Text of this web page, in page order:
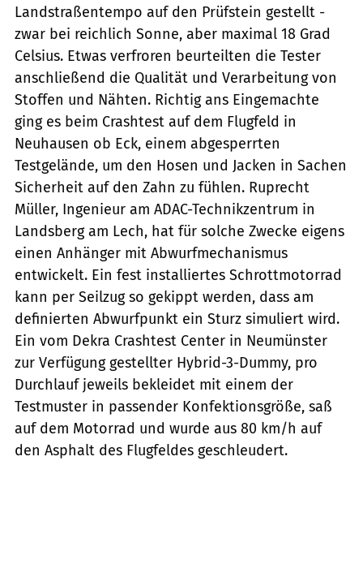
Landstraßentempo auf den Prüfstein gestellt -
zwar bei reichlich Sonne, aber maximal 18 Grad
Celsius. Etwas verfroren beurteilten die Tester
anschließend die Qualität und Verarbeitung von
Stoffen und Nähten. Richtig ans Eingemachte
ging es beim Crashtest auf dem Flugfeld in
Neuhausen ob Eck, einem abgesperrten
Testgelände, um den Hosen und Jacken in Sachen
Sicherheit auf den Zahn zu fühlen. Ruprecht
Müller, Ingenieur am ADAC-Technikzentrum in
Landsberg am Lech, hat für solche Zwecke eigens
einen Anhänger mit Abwurfmechanismus
entwickelt. Ein fest installiertes Schrottmotorrad
kann per Seilzug so gekippt werden, dass am
definierten Abwurfpunkt ein Sturz simuliert wird.
Ein vom Dekra Crashtest Center in Neumünster
zur Verfügung gestellter Hybrid-3-Dummy, pro
Durchlauf jeweils bekleidet mit einem der
Testmuster in passender Konfektionsgröße, saß
auf dem Motorrad und wurde aus 80 km/h auf
den Asphalt des Flugfeldes geschleudert.